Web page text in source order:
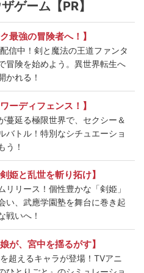
ゲーム【PR】
ク最強の冒険者へ！】
信中！剣と魔法の王道ファンタ
冒険を始めよう。異世界転生へ
かれる！
ワーディフェンス！】
蔓延る極限世界で、セクシー＆
バトル！特別なシチュエーショ
う！
剣姫と乱世を斬り拓け】
リリース！個性豊かな「剣姫」
い、武應学園塾を舞台に巻き起
戦いへ！
娘が、宮中を揺るがす】
超えるキャラが登場！TVアニ